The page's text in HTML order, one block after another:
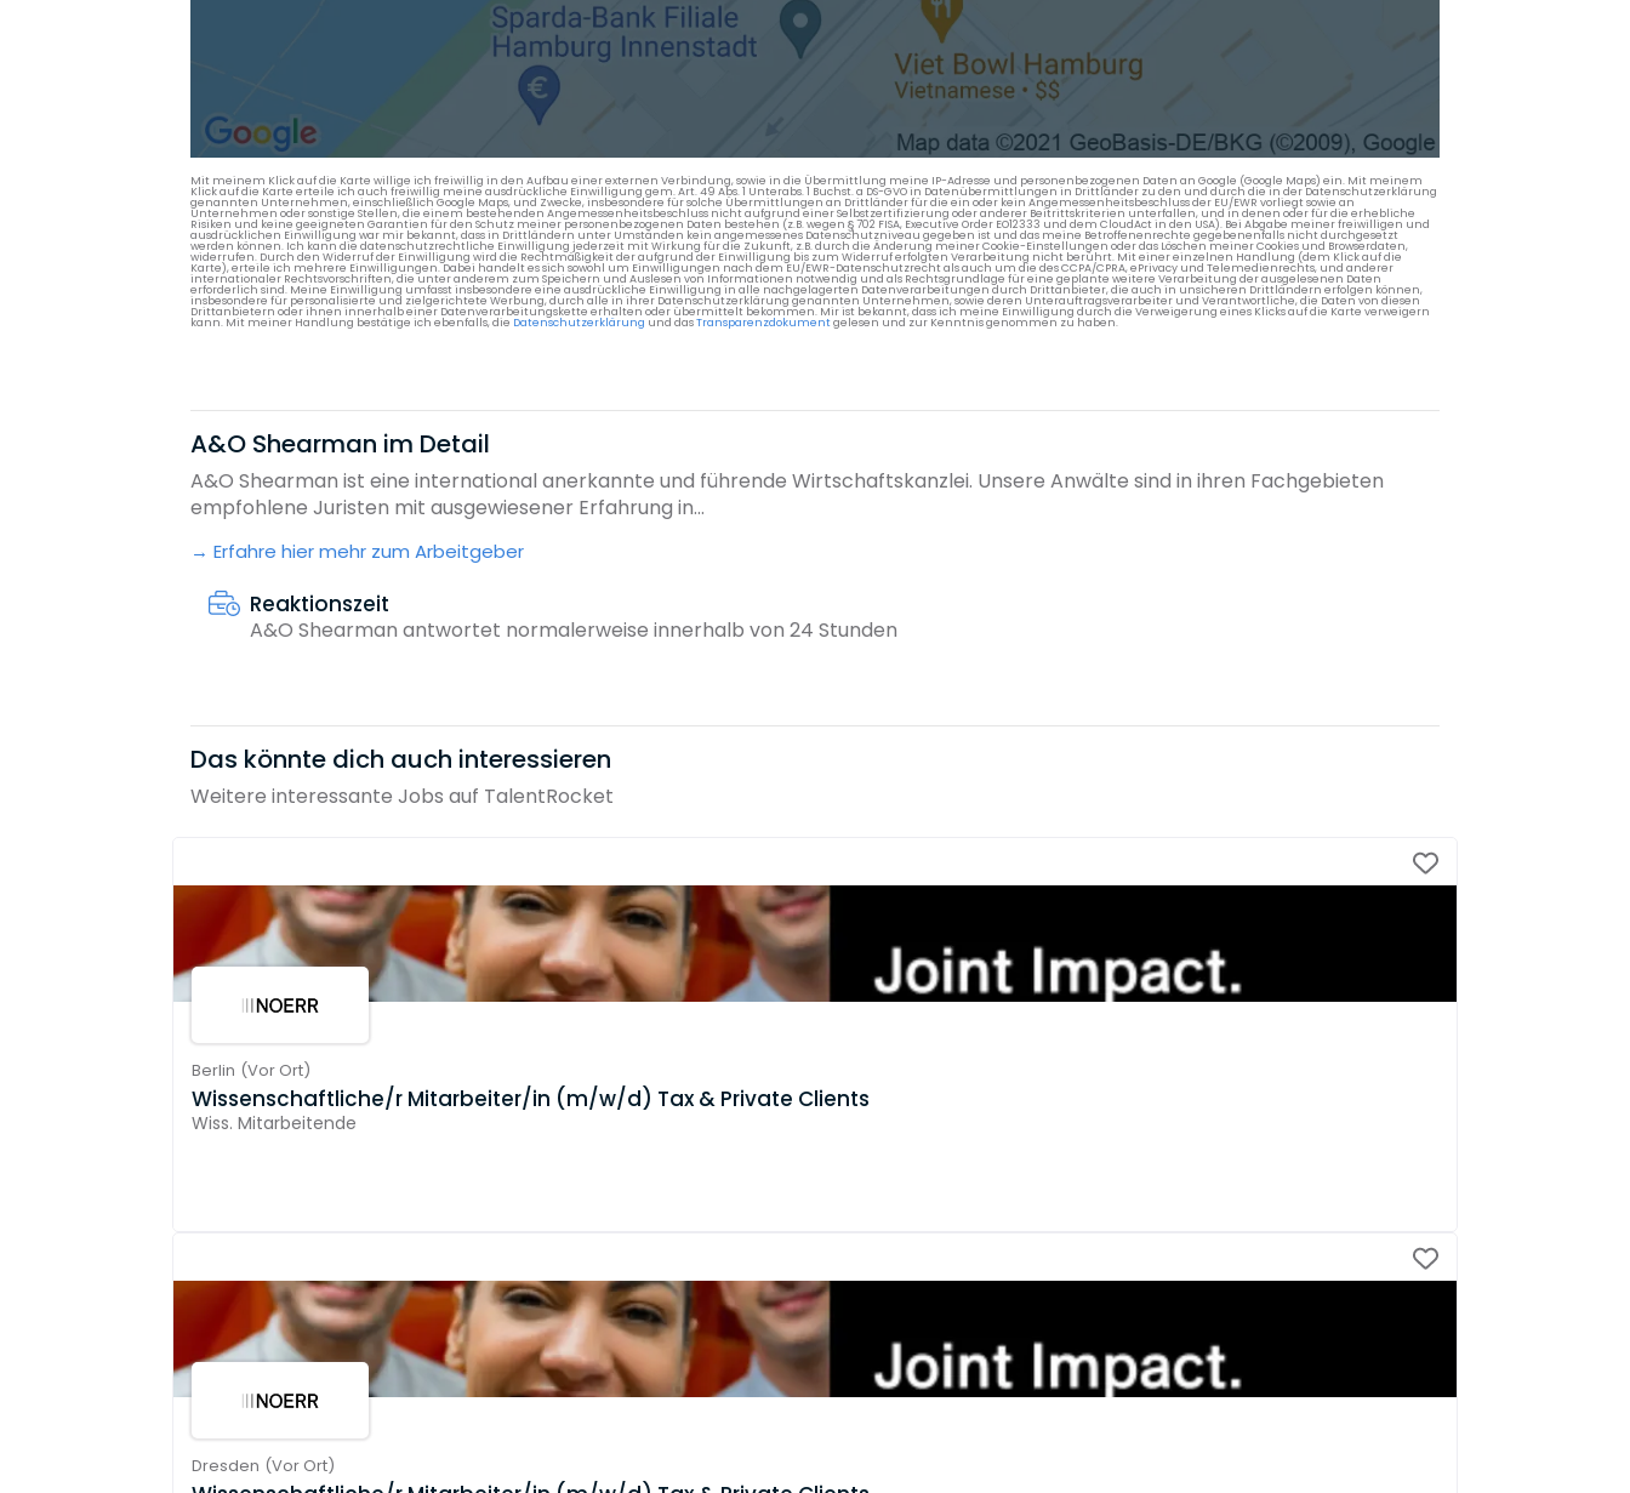
Mit meinem Klick auf die Karte willige ich freiwillig in den Aufbau einer externen Verbindung, sowie in die Übermittlung meine IP-Adresse und personenbezogenen Daten an Google (Google Maps) ein. Mit meinem
Klick auf die Karte erteile ich auch freiwillig meine ausdrückliche Einwilligung gem. Art. 49 Abs. 1 Unterabs. 1 Buchst. a DS-GVO in Datenübermittlungen in Drittländer zu den und durch die in der Datenschutzerklärung
genannten Unternehmen, einschließlich Google Maps, und Zwecke, insbesondere für solche Übermittlungen an Drittländer für die ein oder kein Angemessenheitsbeschluss der EU/EWR vorliegt sowie an
Unternehmen oder sonstige Stellen, die einem bestehenden Angemessenheitsbeschluss nicht aufgrund einer Selbstzertifizierung oder anderer Beitrittskriterien unterfallen, und in denen oder für die erhebliche
Risiken und keine geeigneten Garantien für den Schutz meiner personenbezogenen Daten bestehen (z.B. wegen § 702 FISA, Executive Order EO12333 und dem CloudAct in den USA). Bei Abgabe meiner freiwilligen und
ausdrücklichen Einwilligung war mir bekannt, dass in Drittländern unter Umständen kein angemessenes Datenschutzniveau gegeben ist und das meine Betroffenenrechte gegebenenfalls nicht durchgesetzt
werden können. Ich kann die datenschutzrechtliche Einwilligung jederzeit mit Wirkung für die Zukunft, z.B. durch die Änderung meiner Cookie-Einstellungen oder das Löschen meiner Cookies und Browserdaten,
widerrufen. Durch den Widerruf der Einwilligung wird die Rechtmäßigkeit der aufgrund der Einwilligung bis zum Widerruf erfolgten Verarbeitung nicht berührt. Mit einer einzelnen Handlung (dem Klick auf die
Karte), erteile ich mehrere Einwilligungen. Dabei handelt es sich sowohl um Einwilligungen nach dem EU/EWR-Datenschutzrecht als auch um die des CCPA/CPRA, ePrivacy und Telemedienrechts, und anderer
internationaler Rechtsvorschriften, die unter anderem zum Speichern und Auslesen von Informationen notwendig und als Rechtsgrundlage für eine geplante weitere Verarbeitung der ausgelesenen Daten
erforderlich sind. Meine Einwilligung umfasst insbesondere eine ausdrückliche Einwilligung in alle nachgelagerten Datenverarbeitungen durch Drittanbieter, die auch in unsicheren Drittländern erfolgen können,
insbesondere für personalisierte und zielgerichtete Werbung, durch alle in ihrer Datenschutzerklärung genannten Unternehmen, sowie deren Unterauftragsverarbeiter und Verantwortliche, die Daten von diesen
Drittanbietern oder ihnen innerhalb einer Datenverarbeitungskette erhalten oder übermittelt bekommen. Mir ist bekannt, dass ich meine Einwilligung durch die Verweigerung eines Klicks auf die Karte verweigern
kann. Mit meiner Handlung bestätige ich ebenfalls, die Datenschutzerklärung und dasTransparenzdokumentgelesen und zur Kenntnis genommen zu haben.
A&O Shearman im Detail
A&O Shearman ist eine international anerkannte und führende Wirtschaftskanzlei. Unsere Anwälte sind in ihren Fachgebieten
empfohlene Juristen mit ausgewiesener Erfahrung in...
Erfahre hier mehr zum Arbeitgeber
Reaktionszeit
A&O Shearman antwortet normalerweise innerhalb von 24 Stunden
Das könnte dich auch interessieren
Weitere interessante Jobs auf TalentRocket
Berlin (Vor Ort)
Wissenschaftliche/r Mitarbeiter/in (m/w/d) Tax & Private Clients
Wiss. Mitarbeitende
Dresden (Vor Ort)